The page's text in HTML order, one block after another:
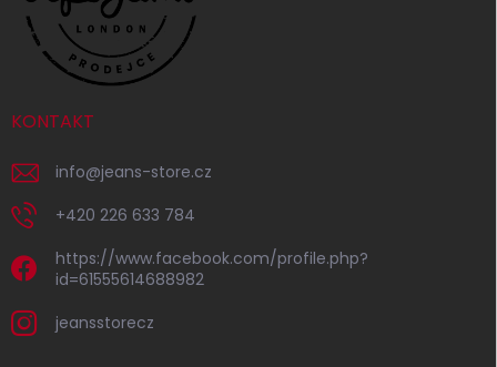
KONTAKT
info@jeans-store.cz
+420 226 633 784
https://www.facebook.com/profile.php?
id=61555614688982
jeansstorecz